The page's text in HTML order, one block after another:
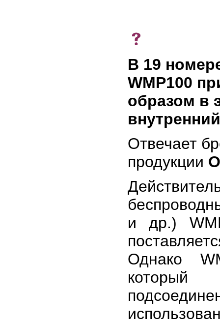
В 19
WMP100
образом в
Отвечает
продукции
и др.)
Однако
который